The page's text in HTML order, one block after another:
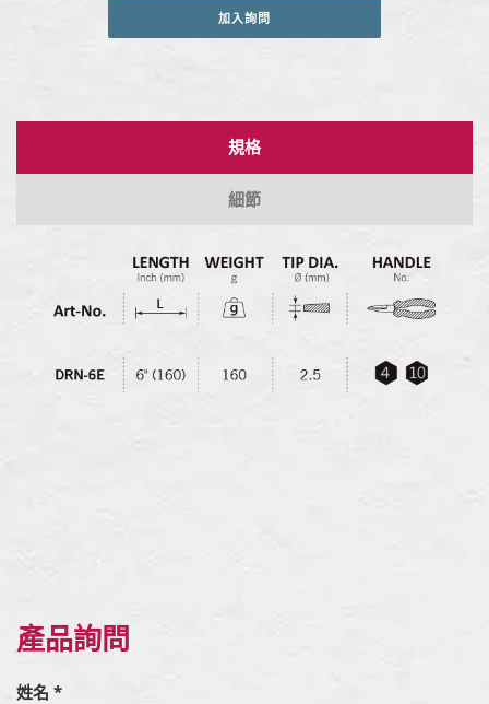
加入詢問
規格
細節
產品詢問
姓名 *